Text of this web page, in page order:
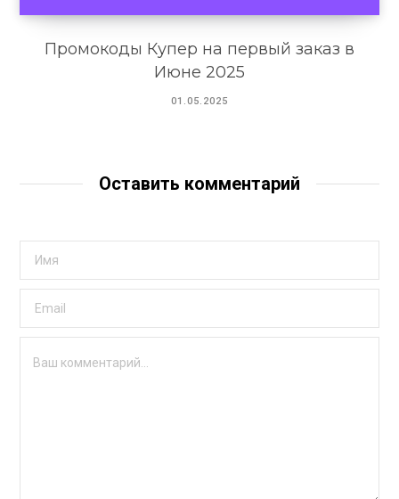
Промокоды Купер на первый заказ в
Июне 2025
01.05.2025
Оставить комментарий